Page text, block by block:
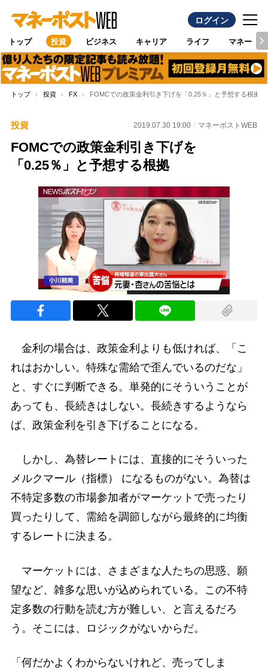
ログイン
トップ 投資 ビジネス キャリア ライフ マネー
トップ 投資 FX FOMCでの政策金利引き下げを「0.25％」と予想する根拠
投資 2019.07.30 19:00 マネーポストWEB
FOMCでの政策金利引き下げを
「0.25％」と予想する根拠
金利の場合は、政策金利よりも低ければ、「こ
れはおかしい。特殊な需給で歪んでいるのだな」
と、すぐに判断できる。単発的にそういうことが
あっても、長続きはしない。長続きするようなら
ば、政策金利を引き下げることになる。
しかし、為替レートには、直接的にそういった
メルクマール（指標） になるものがない。為替は
不特定多数の市場参加者がマーケットで売ったり
買ったりして、需給を調節しながら最終的に均衡
するレートに決まる。
マーケットには、さまざまな人たちの思惑、願
望など、雑多な思いが込められている。この不特
定多数の行動を読む方が難しい、と言えるだろ
う。そこには、ロジックがないからだ。
「何だかよくわからないけれど、売ってしま